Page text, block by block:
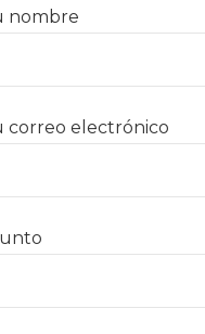
nombre
correo electrónico